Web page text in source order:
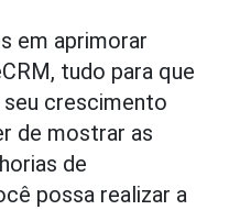
em aprimorar
tudo para que
crescimento
de mostrar as
de
possa realizar a